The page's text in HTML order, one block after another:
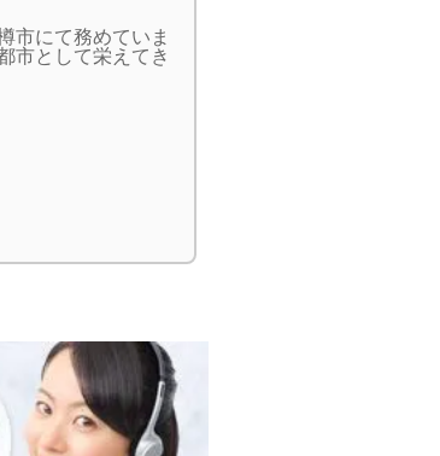
市にて務めていま
市として栄えてき